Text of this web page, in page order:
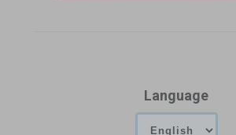
Language